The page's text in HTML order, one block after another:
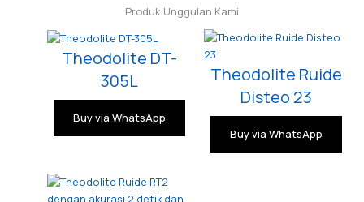
Produk Unggulan Kami
Theodolite DT-
305L
Buy via WhatsApp
Theodolite Ruide
Disteo 23
Buy via WhatsApp